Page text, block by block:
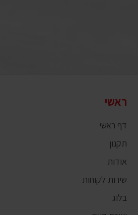
ראשי
דף ראשי
תקנון
אודות
שירות לקוחות
בלוג